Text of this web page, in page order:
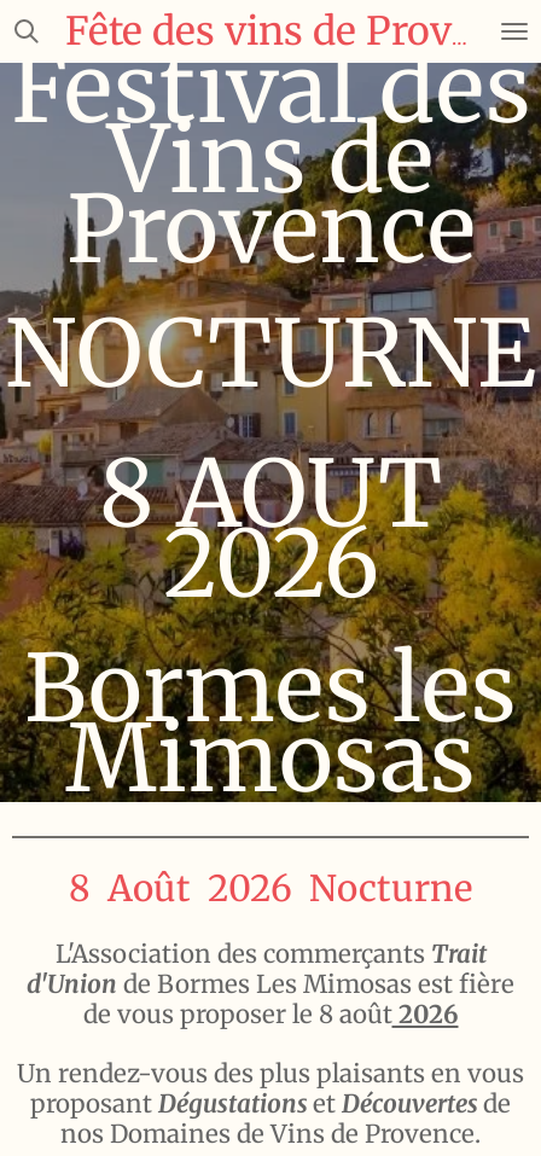
Passer
contenu
principal
Fête des vins de Provence
Festival des
Vins de
Provence
NOCTURNE
8 AOUT
2026
Bormes les
Mimosas
8 Août 2026 Nocturne
L'Association des commerçants Trait
d'Union de Bormes Les Mimosas est fière
de vous proposer le 8 août2026
Un rendez-vous des plus plaisants en vous
proposantDégustationsetDécouvertesde
nos Domaines de Vins de Provence.